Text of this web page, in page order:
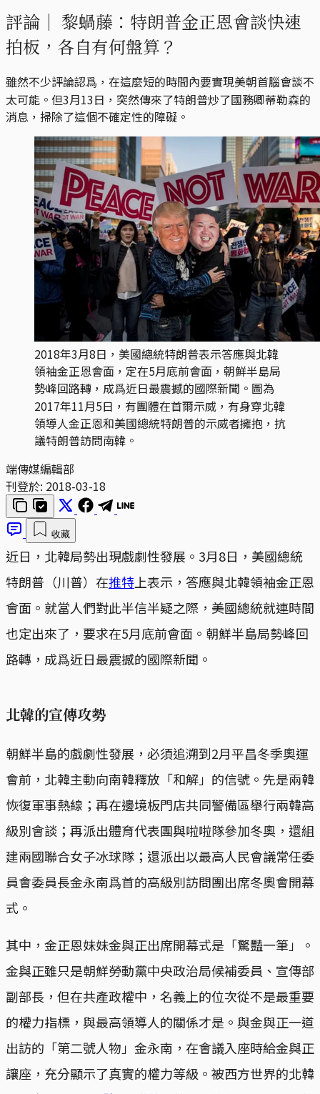
評論｜ 黎蝸藤：特朗普金正恩會談快速
拍板，各自有何盤算？
雖然不少評論認爲，在這麼短的時間內要實現美朝首腦會談不
太可能。但3月13日，突然傳來了特朗普炒了國務卿蒂勒森的
消息，掃除了這個不確定性的障礙。
2018年3月8日，美國總統特朗普表示答應與北韓
領袖金正恩會面，定在5月底前會面，朝鮮半島局
勢峰回路轉，成爲近日最震撼的國際新聞。圖為
2017年11月5日，有團體在首爾示威，有身穿北韓
領導人金正恩和美國總統特朗普的示威者擁抱，抗
議特朗普訪問南韓。
端傳媒編輯部
刊登於: 2018-03-18
收藏
近日，北韓局勢出現戲劇性發展。3月8日，美國總統
特朗普（川普）在推特 上表示，答應與北韓領袖金正恩
會面。就當人們對此半信半疑之際，美國總統就連時間
也定出來了，要求在5月底前會面。朝鮮半島局勢峰回
路轉，成爲近日最震撼的國際新聞。
北韓的宣傳攻勢
朝鮮半島的戲劇性發展，必須追溯到2月平昌冬季奧運
會前，北韓主動向南韓釋放「和解」的信號。先是兩韓
恢復軍事熱線；再在邊境板門店共同警備區舉行兩韓高
級別會談；再派出體育代表團與啦啦隊參加冬奧，還組
建兩國聯合女子冰球隊；還派出以最高人民會議常任委
員會委員長金永南爲首的高級別訪問團出席冬奧會開幕
式。
其中，金正恩妹妹金與正出席開幕式是「驚豔一筆」。
金與正雖只是朝鮮勞動黨中央政治局候補委員、宣傳部
副部長，但在共產政權中，名義上的位次從不是最重要
的權力指標，與最高領導人的關係才是。與金與正一道
出訪的「第二號人物」金永南，在會議入座時給金與正
讓座，充分顯示了真實的權力等級。被西方世界的北韓